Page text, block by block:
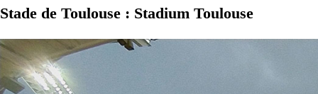
Stade de Toulouse : Stadium Toulouse